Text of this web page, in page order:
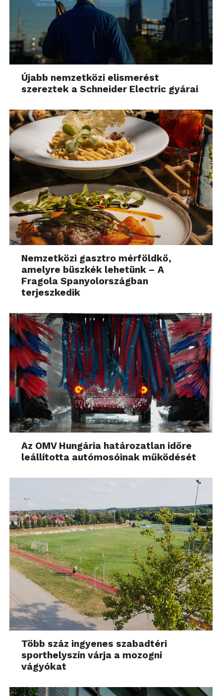
kivitelt megbízható GSM boltokban kb. 90 ezer
forintért, míg gyártói garanciás kivitelben kb. 110
ezer forintért kaphatjuk meg. Ez utóbbi már kicsit
soknak hangzik a hardver tekintetében, ám aki egy
nagykijelzős, középkategóriás telefont szeretne,
messze átlag feletti kidolgozásban, annak érdemes
rá áldoznia, mert nagyon jó készülék.
Újabb nemzetközi elismerést
szereztek a Schneider Electric gyárai
Nemzetközi gasztro mérföldkő,
amelyre büszkék lehetünk – A
Fragola Spanyolországban
terjeszkedik
Az OMV Hungária határozatlan időre
leállította autómosóinak működését
Több száz ingyenes szabadtéri
sporthelyszín várja a mozogni
vágyókat